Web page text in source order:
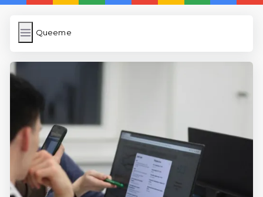
Queeme
Queeme
Anasayfa
5 Günde İngilizce
İngilizce